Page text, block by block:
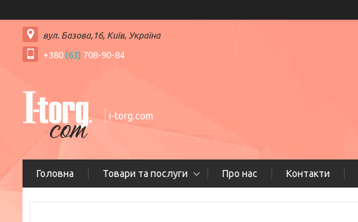
вул. Базова,16, Київ, Україна
+380 (63) 708-90-84
i-torg.com
Головна Товари та послуги Про нас Контакти